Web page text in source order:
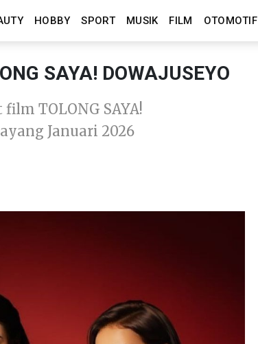
HOBBY SPORT MUSIK FILM OTOMOTIF
SAYA! DOWAJUSEYO
TOLONG SAYA!
Januari 2026